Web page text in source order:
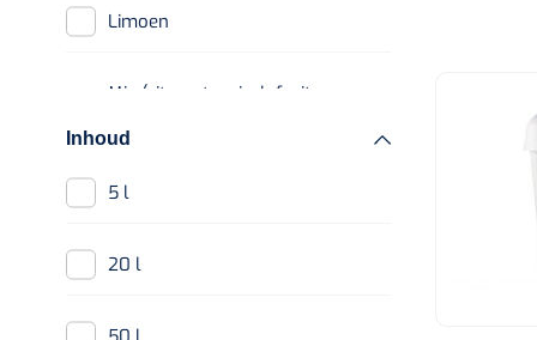
Limoen
Mix (citrus, tropisch fruit,
Inhoud
5 l
20 l